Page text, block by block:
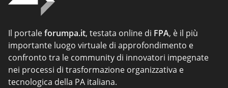
Il portaleforumpa.it, testata online di FPA, è il più
importante luogo virtuale di approfondimento e
confronto tra le community di innovatori impegnate
nei processi di trasformazione organizzativa e
tecnologica della PA italiana.